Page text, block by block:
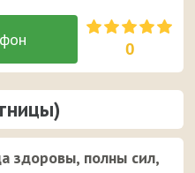
0
здоровы, полны сил,